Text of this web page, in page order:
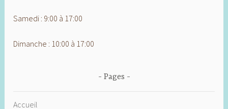
Samedi : 9:00 à 17:00
Dimanche : 10:00 à 17:00
Pages
Accueil